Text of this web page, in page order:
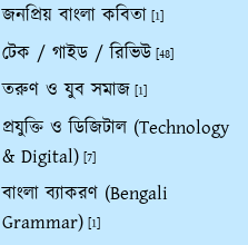
জনপ্রিয় বাংলা কবিতা [1]
টেক / গাইড / রিভিউ [48]
তরুণ ও যুব সমাজ [1]
প্রযুক্তি ও ডিজিটাল (Technology
& Digital) [7]
বাংলা ব্যাকরণ (Bengali
Grammar) [1]